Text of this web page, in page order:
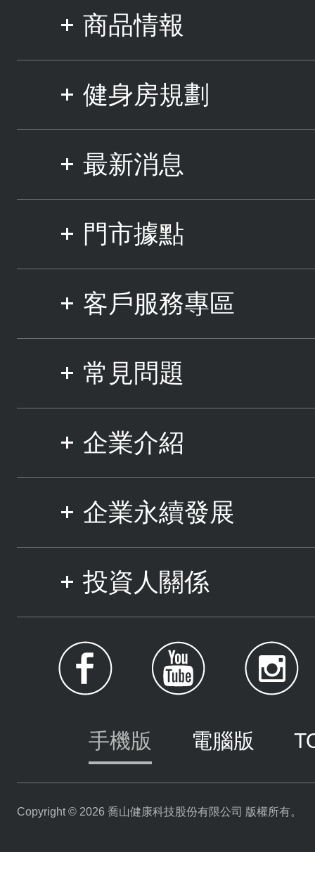
商品情報
健身房規劃
最新消息
門市據點
客戶服務專區
常見問題
企業介紹
企業永續發展
投資人關係
手機版 電腦版
Copyright © 2026 喬山健康科技股份有限公司 版權所有。